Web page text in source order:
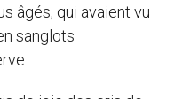
âgés, qui avaient vu
sanglots
: